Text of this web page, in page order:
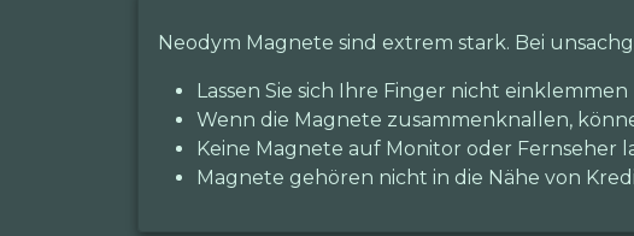
Neodym Magnete sind extrem stark. Bei
Lassen Sie sich Ihre Finger nicht einklemmen
Wenn die Magnete zusammenknallen,
Keine Magnete auf Monitor oder Fernseher
Magnete gehören nicht in die Nähe von